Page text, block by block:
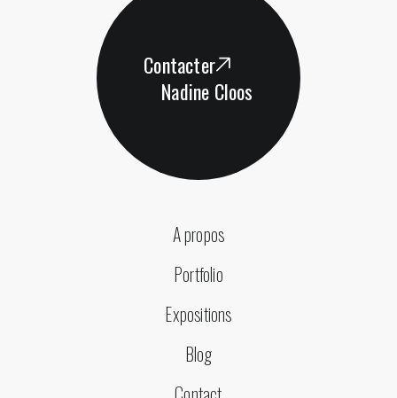
Contacter
Nadine Cloos
A propos
Portfolio
Expositions
Blog